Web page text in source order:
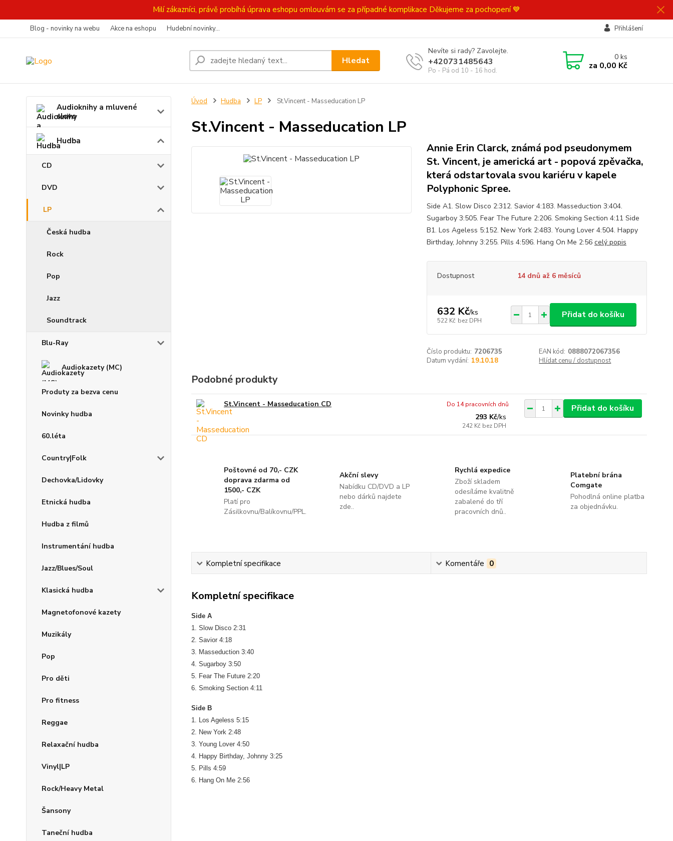
Milí zákazníci, právě probíhá úprava eshopu omlouvám se za případné komplikace Děkujeme za pochopení 💙
Blog - novinky na webu Akce na eshopu Hudební novinky... Přihlášení
Hledat
Nevíte si rady? Zavolejte.
+420731485643
Po - Pá od 10 - 16 hod.
0ks
za 0,00 Kč
Audioknihy a mluvené
slovo
Hudba
CD
DVD
LP
Česká hudba
Rock
Pop
Jazz
Soundtrack
Blu-Ray
Audiokazety (MC)
Produty za bezva cenu
Novinky hudba
60.léta
Country|Folk
Dechovka/Lidovky
Etnická hudba
Hudba z filmů
Instrumentání hudba
Jazz/Blues/Soul
Klasická hudba
Magnetofonové kazety
Muzikály
Pop
Pro děti
Pro fitness
Reggae
Relaxační hudba
Vinyl|LP
Rock/Heavy Metal
Šansony
Taneční hudba
Úvod Hudba LP St.Vincent - Masseducation LP
St.Vincent - Masseducation LP
Annie Erin Clarck, známá pod pseudonymem
St. Vincent, je americká art - popová zpěvačka,
která odstartovala svou kariéru v kapele
Polyphonic Spree.
Side A1. Slow Disco 2:312. Savior 4:183. Masseduction 3:404.
Sugarboy 3:505. Fear The Future 2:206. Smoking Section 4:11 Side
B1. Los Ageless 5:152. New York 2:483. Young Lover 4:504. Happy
Birthday, Johnny 3:255. Pills 4:596. Hang On Me 2:56 celý popis
Dostupnost 14 dnů až 6 měsíců
632 Kč/ks
522 Kč bez DPH
Přidat do košíku
Číslo produktu: 7206735 EAN kód: 0888072067356
Datum vydání: 19.10.18 Hlídat cenu / dostupnost
Podobné produkty
St.Vincent - Masseducation CD
293 Kč/ks
242 Kč bez DPH
Do 14 pracovních dnů Přidat do košíku
Poštovné od 70,- CZK
doprava zdarma od
1500,- CZK
Platí pro
Zásilkovnu/Balíkovnu/PPL.
Akční slevy
Nabídku CD/DVD a LP
nebo dárků najdete
zde..
Rychlá expedice
Zboží skladem
odesíláme kvalitně
zabalené do tří
pracovních dnů..
Platební brána
Comgate
Pohodlná online platba
za objednávku.
Kompletní specifikace Komentáře 0
Kompletní specifikace
Side A
1. Slow Disco 2:31
2. Savior 4:18
3. Masseduction 3:40
4. Sugarboy 3:50
5. Fear The Future 2:20
6. Smoking Section 4:11
Side B
1. Los Ageless 5:15
2. New York 2:48
3. Young Lover 4:50
4. Happy Birthday, Johnny 3:25
5. Pills 4:59
6. Hang On Me 2:56